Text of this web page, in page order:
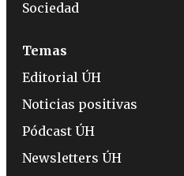
Sociedad
Temas
Editorial ÚH
Noticias positivas
Pódcast ÚH
Newsletters ÚH